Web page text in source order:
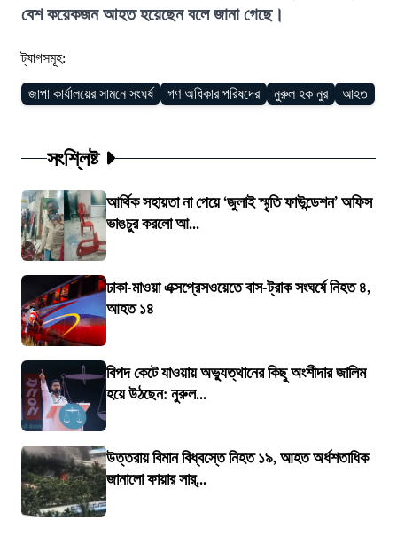
বেশ কয়েকজন আহত হয়েছেন বলে জানা গেছে।
ট্যাগসমূহ:
জাপা কার্যালয়ের সামনে সংঘর্ষ গণ অধিকার পরিষদের নুরুল হক নুর আহত
সংশ্লিষ্ট
আর্থিক সহায়তা না পেয়ে ‘জুলাই স্মৃতি ফাউন্ডেশন’ অফিস
ভাঙচুর করলো আ...
ঢাকা-মাওয়া এক্সপ্রেসওয়েতে বাস-ট্রাক সংঘর্ষে নিহত ৪,
আহত ১৪
বিপদ কেটে যাওয়ায় অভ্যুত্থানের কিছু অংশীদার জালিম
হয়ে উঠছেন: নুরুল...
উত্তরায় বিমান বিধ্বস্তে নিহত ১৯, আহত অর্ধশতাধিক
জানালো ফায়ার সার্...